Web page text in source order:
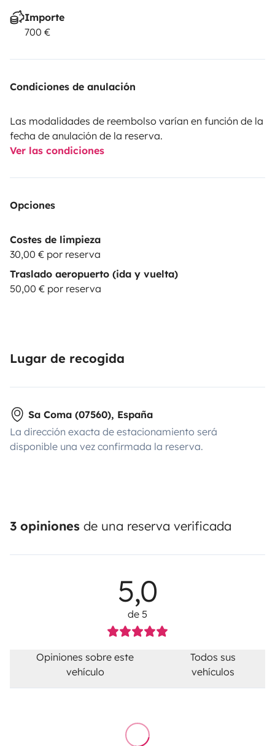
Importe
700 €
Condiciones de anulación
Las modalidades de reembolso varían en función de la
fecha de anulación de la reserva.
Ver las condiciones
Opciones
Costes de limpieza
30,00 € por reserva
Traslado aeropuerto (ida y vuelta)
50,00 € por reserva
Lugar de recogida
Sa Coma (07560), España
La dirección exacta de estacionamiento será
disponible una vez confirmada la reserva.
3 opiniones de una reserva verificada
5,0
de 5
Opiniones sobre este
vehículo
Todos sus
vehículos